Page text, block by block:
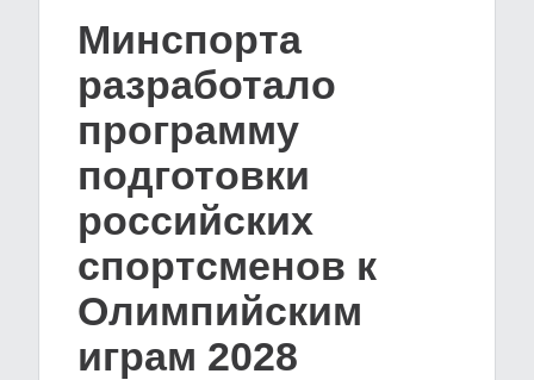
Минспорта
разработало
программу
подготовки
российских
спортсменов к
Олимпийским
играм 2028